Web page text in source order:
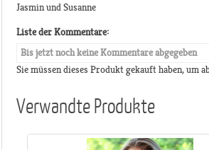
Jasmin und Susanne
Liste der Kommentare:
Bis jetzt noch keine Kommentare abgegeben
Sie müssen dieses Produkt gekauft haben, um
Verwandte Produkte